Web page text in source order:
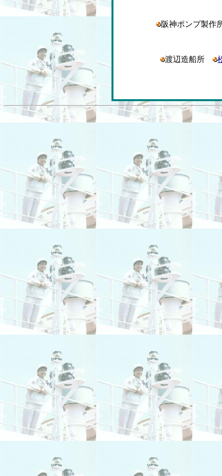
阪神ポンプ製
渡辺造船所